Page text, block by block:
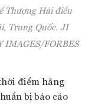
Thượng Hải điều
Trung Quốc. JI
FORBES
điểm hãng
bị báo cáo